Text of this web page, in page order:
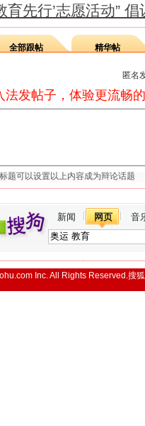
育先行’志愿活动” 倡
全部跟帖 精华帖
匿名
法发帖子，体验更流畅
新闻 网页 音
Inc. All Rights Reserved.搜